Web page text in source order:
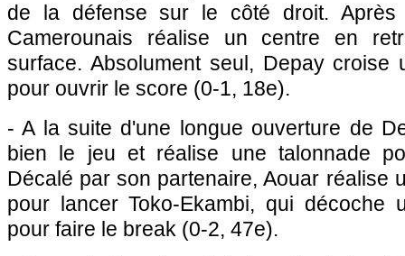
de la défense sur le côté droit. Après
Camerounais réalise un centre en
surface. Absolument seul, Depay croise
pour ouvrir le score (0-1, 18e).
- A la suite d'une longue ouverture de
bien le jeu et réalise une talonnade
Décalé par son partenaire, Aouar réalise
pour lancer Toko-Ekambi, qui décoche
pour faire le break (0-2, 47e).